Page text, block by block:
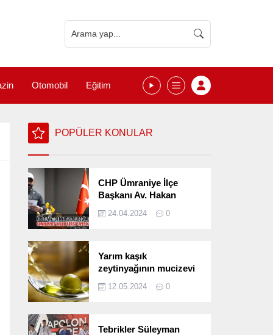
Otomobil Eğitim
POPÜLER KONULAR
CHP Ümraniye İlçe
Başkanı Av. Hakan
Seçimlerini
24.04.2024 0
Yarım kaşık
zeytinyağının mucizevi
12.05.2024 0
Tebrikler Süleyman